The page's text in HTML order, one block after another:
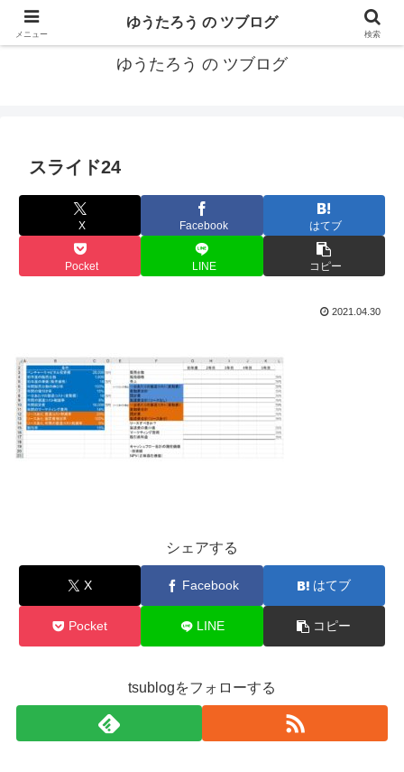
カリフォルニアMBA卒40代がMBA・キャリアとEコマースについて発信
ゆうたろう の ツブログ
スライド24
X Facebook はてブ
Pocket LINE コピー
2021.04.30
シェアする
X Facebook はてブ
Pocket LINE コピー
tsublogをフォローする
メニュー
ゆうたろう の ツブログ
検索